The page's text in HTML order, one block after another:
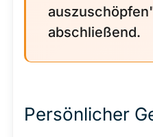
abschließend.
Persönlicher